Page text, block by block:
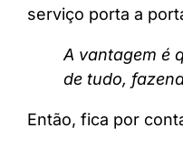
serviço porta a
A vantagem é
de tudo,
Então, fica por